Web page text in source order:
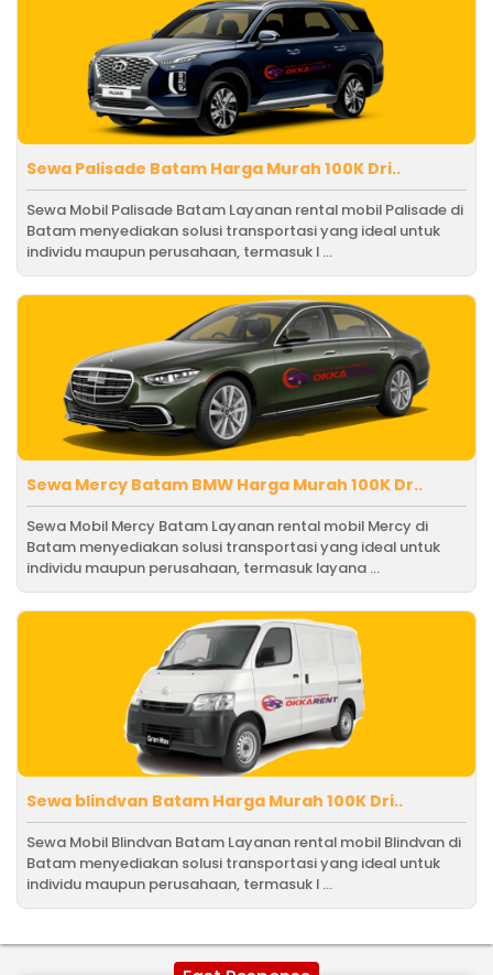
Sewa Palisade Batam Harga Murah 100K Dri..
Sewa Mobil Palisade Batam Layanan rental mobil Palisade di
Batam menyediakan solusi transportasi yang ideal untuk
individu maupun perusahaan, termasuk l ...
Sewa Mercy Batam BMW Harga Murah 100K Dr..
Sewa Mobil Mercy Batam Layanan rental mobil Mercy di
Batam menyediakan solusi transportasi yang ideal untuk
individu maupun perusahaan, termasuk layana ...
Sewa blindvan Batam Harga Murah 100K Dri..
Sewa Mobil Blindvan Batam Layanan rental mobil Blindvan di
Batam menyediakan solusi transportasi yang ideal untuk
individu maupun perusahaan, termasuk l ...